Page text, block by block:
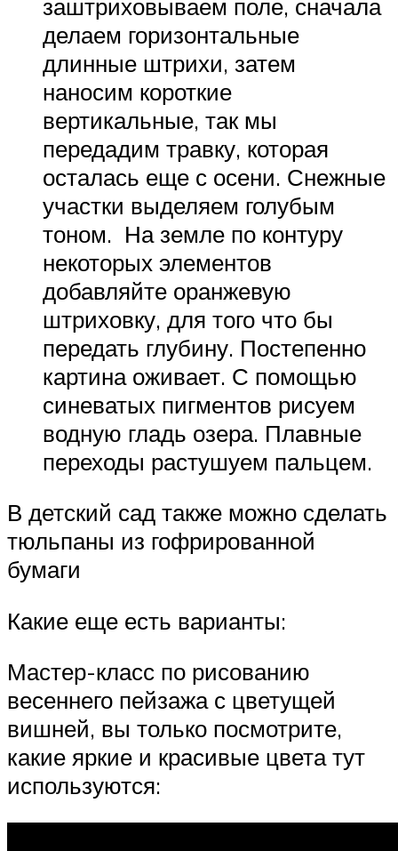
заштриховываем поле, сначала
делаем горизонтальные
длинные штрихи, затем
наносим короткие
вертикальные, так мы
передадим травку, которая
осталась еще с осени. Снежные
участки выделяем голубым
тоном. На земле по контуру
некоторых элементов
добавляйте оранжевую
штриховку, для того что бы
передать глубину. Постепенно
картина оживает. С помощью
синеватых пигментов рисуем
водную гладь озера. Плавные
переходы растушуем пальцем.
В детский сад также можно сделать
тюльпаны из гофрированной
бумаги
Какие еще есть варианты:
Мастер-класс по рисованию
весеннего пейзажа с цветущей
вишней, вы только посмотрите,
какие яркие и красивые цвета тут
используются: